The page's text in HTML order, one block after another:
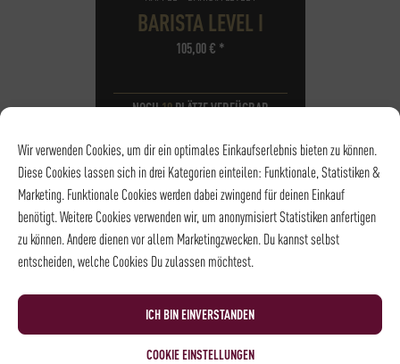
Wir verwenden Cookies, um dir ein optimales Einkaufserlebnis bieten zu können.
Diese Cookies lassen sich in drei Kategorien einteilen: Funktionale, Statistiken &
Marketing. Funktionale Cookies werden dabei zwingend für deinen Einkauf
benötigt. Weitere Cookies verwenden wir, um anonymisiert Statistiken anfertigen
zu können. Andere dienen vor allem Marketingzwecken. Du kannst selbst
entscheiden, welche Cookies Du zulassen möchtest.
ICH BIN EINVERSTANDEN
COOKIE EINSTELLUNGEN
BARISTA LEVEL I
105,00€ *
NOCH10PLÄTZE VERFÜGBAR
UHRZEIT 18:15 - 21:15
ORT Rösterei und
Kaffeehaus